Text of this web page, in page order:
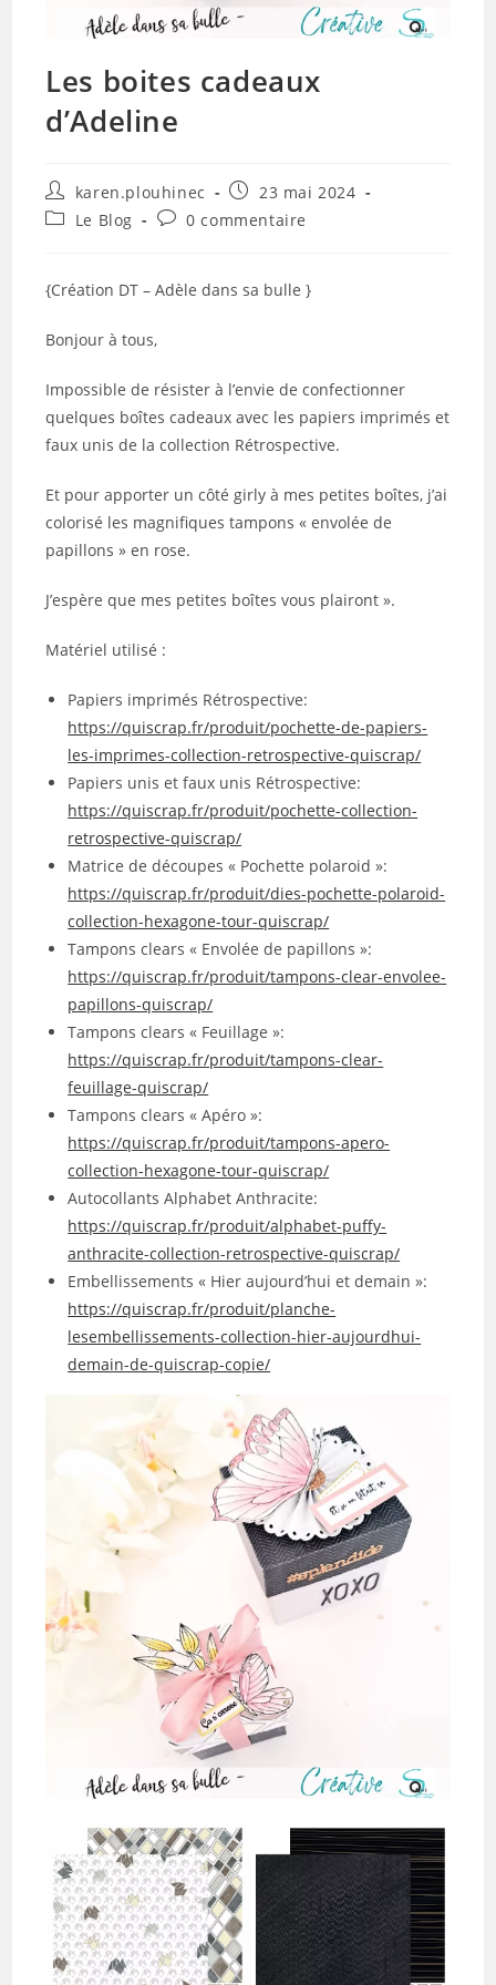
Les boites cadeaux
d’Adeline
Auteur/autrice
de
la
karen.plouhinec
Publication
publiée :
23 mai 2024
PostLe Blog
Commentaires
publication :
0 commentaire
{Création DT – Adèle dans sa bulle }
Bonjour à tous,
Impossible de résister à l’envie de confectionner
quelques boîtes cadeaux avec les papiers imprimés et
faux unis de la collection Rétrospective.
Et pour apporter un côté girly à mes petites boîtes, j’ai
colorisé les magnifiques tampons « envolée de
papillons » en rose.
J’espère que mes petites boîtes vous plairont ».
Matériel utilisé :
Papiers imprimés Rétrospective:
https://quiscrap.fr/produit/pochette-de-papiers-
les-imprimes-collection-retrospective-quiscrap/
Papiers unis et faux unis Rétrospective:
https://quiscrap.fr/produit/pochette-collection-
retrospective-quiscrap/
Matrice de découpes « Pochette polaroid »:
https://quiscrap.fr/produit/dies-pochette-polaroid-
collection-hexagone-tour-quiscrap/
Tampons clears « Envolée de papillons »:
https://quiscrap.fr/produit/tampons-clear-envolee-
papillons-quiscrap/
Tampons clears « Feuillage »:
https://quiscrap.fr/produit/tampons-clear-
feuillage-quiscrap/
Tampons clears « Apéro »:
https://quiscrap.fr/produit/tampons-apero-
collection-hexagone-tour-quiscrap/
Autocollants Alphabet Anthracite:
https://quiscrap.fr/produit/alphabet-puffy-
anthracite-collection-retrospective-quiscrap/
Embellissements « Hier aujourd’hui et demain »:
https://quiscrap.fr/produit/planche-
lesembellissements-collection-hier-aujourdhui-
demain-de-quiscrap-copie/